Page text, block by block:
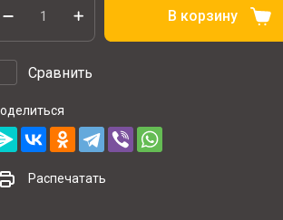
В корзину
Сравнить
Распечатать